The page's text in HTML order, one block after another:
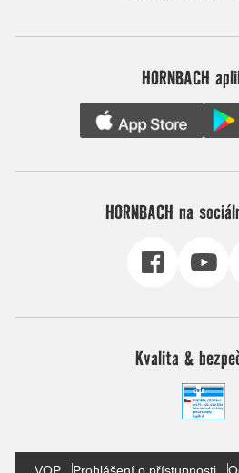
HORNBACH
HORNBACH na
Kvalita &